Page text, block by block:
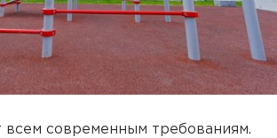
всем современным требованиям.